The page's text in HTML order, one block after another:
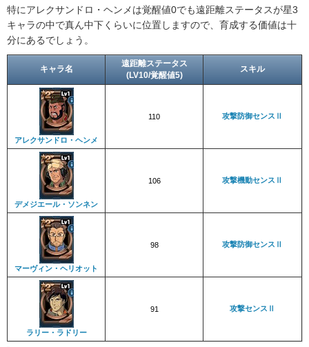
特にアレクサンドロ・ヘンメは覚醒値0でも遠距離ステータスが星3
キャラの中で真ん中下くらいに位置しますので、育成する価値は十
分にあるでしょう。
キャラ名
遠距離ステータス
(LV10/覚醒値5)
スキル
アレクサンドロ・ヘンメ
110 攻撃防御センスⅡ
デメジエール・ソンネン
106 攻撃機動センスⅡ
マーヴィン・ヘリオット
98 攻撃防御センスⅡ
ラリー・ラドリー
91 攻撃センスⅡ